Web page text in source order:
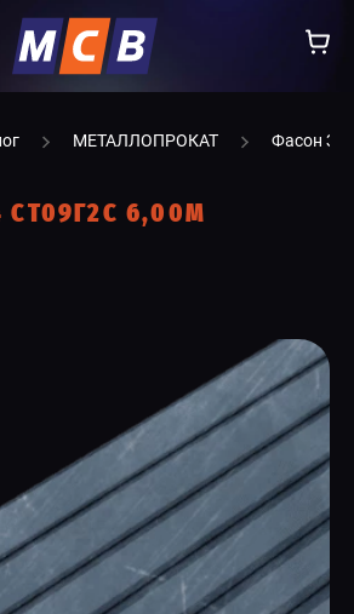
КАТАЛОГ
УСЛУГИ
КОНТАКТЫ
МЕТАЛЛОПРОКАТ Фасон
6,00М